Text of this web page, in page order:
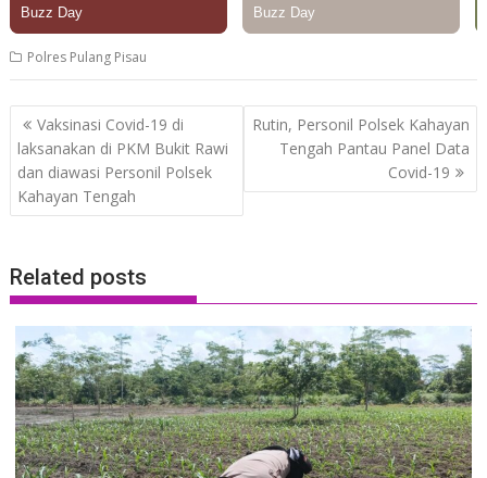
Polres Pulang Pisau
Post
navigation
Vaksinasi Covid-19 di
laksanakan di PKM Bukit Rawi
dan diawasi Personil Polsek
Kahayan Tengah
Rutin, Personil Polsek Kahayan
Tengah Pantau Panel Data
Covid-19
Related posts